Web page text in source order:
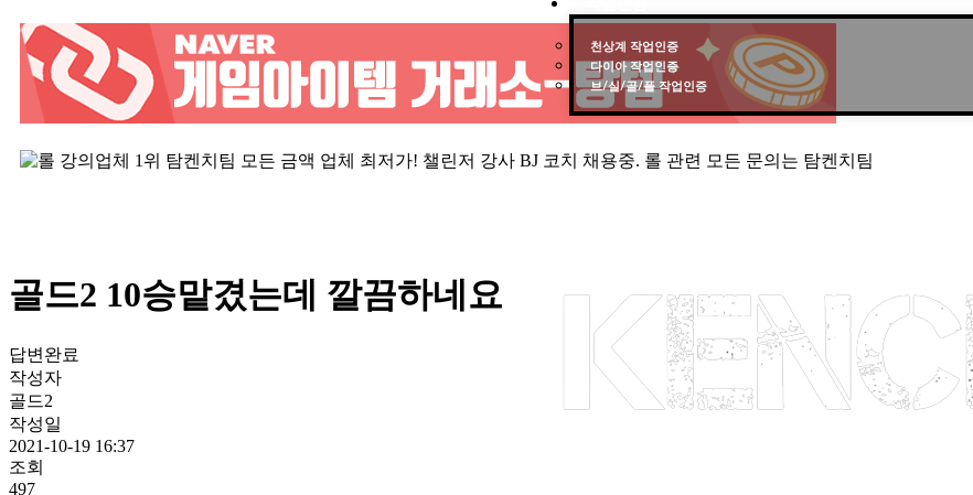
천상계 작업인증
다이아 작업인증
브/실/골/플 작업인증
골드2 10승맡겼는데 깔끔하네요
답변완료
작성자
골드2
작성일
2021-10-19 16:37
조회
497